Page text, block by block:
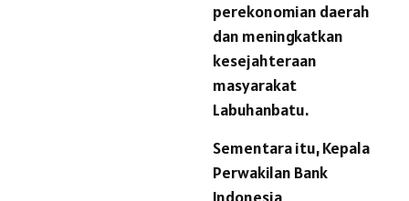
perekonomian daerah
dan meningkatkan
kesejahteraan
masyarakat
Labuhanbatu.
Sementara itu, Kepala
Perwakilan Bank